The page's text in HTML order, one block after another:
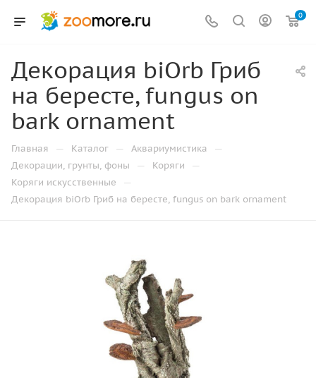
0
Декорация biOrb Гриб
на бересте, fungus on
bark ornament
Главная — Каталог — Аквариумистика —
Декорации, грунты, фоны — Коряги —
Коряги искусственные —
Декорация biOrb Гриб на бересте, fungus on bark ornament